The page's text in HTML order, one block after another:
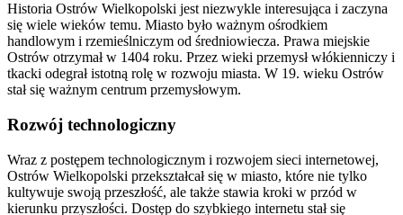
Historia Ostrów Wielkopolski jest niezwykle interesująca i zaczyna
się wiele wieków temu. Miasto było ważnym ośrodkiem
handlowym i rzemieślniczym od średniowiecza. Prawa miejskie
Ostrów otrzymał w 1404 roku. Przez wieki przemysł włókienniczy i
tkacki odegrał istotną rolę w rozwoju miasta. W 19. wieku Ostrów
stał się ważnym centrum przemysłowym.
Rozwój technologiczny
Wraz z postępem technologicznym i rozwojem sieci internetowej,
Ostrów Wielkopolski przekształcał się w miasto, które nie tylko
kultywuje swoją przeszłość, ale także stawia kroki w przód w
kierunku przyszłości. Dostęp do szybkiego internetu stał się